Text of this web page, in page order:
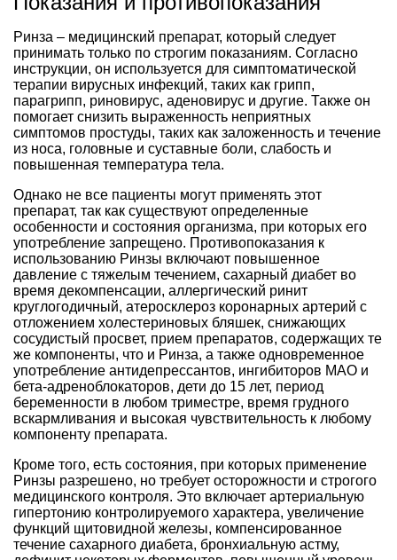
Ринза – медицинский препарат, который следует
принимать только по строгим показаниям. Согласно
инструкции, он используется для симптоматической
терапии вирусных инфекций, таких как грипп,
парагрипп, риновирус, аденовирус и другие. Также он
помогает снизить выраженность неприятных
симптомов простуды, таких как заложенность и течение
из носа, головные и суставные боли, слабость и
повышенная температура тела.
Однако не все пациенты могут применять этот
препарат, так как существуют определенные
особенности и состояния организма, при которых его
употребление запрещено. Противопоказания к
использованию Ринзы включают повышенное
давление с тяжелым течением, сахарный диабет во
время декомпенсации, аллергический ринит
круглогодичный, атеросклероз коронарных артерий с
отложением холестериновых бляшек, снижающих
сосудистый просвет, прием препаратов, содержащих те
же компоненты, что и Ринза, а также одновременное
употребление антидепрессантов, ингибиторов МАО и
бета-адреноблокаторов, дети до 15 лет, период
беременности в любом триместре, время грудного
вскармливания и высокая чувствительность к любому
компоненту препарата.
Кроме того, есть состояния, при которых применение
Ринзы разрешено, но требует осторожности и строгого
медицинского контроля. Это включает артериальную
гипертонию контролируемого характера, увеличение
функций щитовидной железы, компенсированное
течение сахарного диабета, бронхиальную астму,